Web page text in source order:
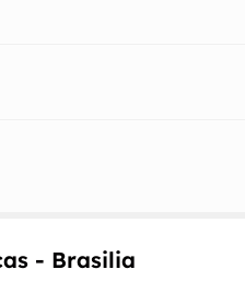
por el participante y/o el
deben tener un puntaje de
realizado en la visita
- Brasilia